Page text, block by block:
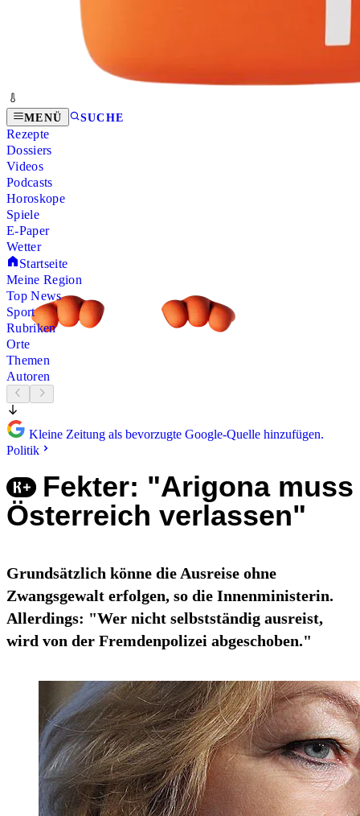
MENÜ SUCHE
Rezepte
Dossiers
Videos
Podcasts
Horoskope
Spiele
E-Paper
Wetter
Startseite
Meine Region
Top News
Sport
Rubriken
Orte
Themen
Autoren
Kleine Zeitung als bevorzugte Google-Quelle hinzufügen.
Politik
Fekter: "Arigona muss
Österreich verlassen"
Grundsätzlich könne die Ausreise ohne
Zwangsgewalt erfolgen, so die Innenministerin.
Allerdings: "Wer nicht selbstständig ausreist,
wird von der Fremdenpolizei abgeschoben."